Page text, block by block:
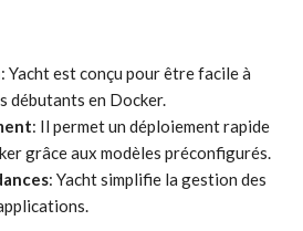
: Yacht est conçu pour être facile à
débutants en Docker.
: Il permet un déploiement rapide
grâce aux modèles préconfigurés.
: Yacht simplifie la gestion des